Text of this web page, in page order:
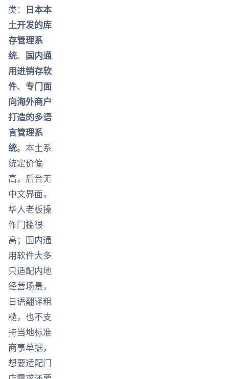
类：
日本本
土开发的库
存管理系
统、
国内通
用进销存软
件、 专门面
向海外商户
打造的多语
言管理系
统。本土系
统定价偏
高，后台无
中文界面，
华人老板操
作门槛很
高；国内通
用软件大多
只适配内地
经营场景，
日语翻译粗
糙，也不支
持当地标准
商事单据，
想要适配门